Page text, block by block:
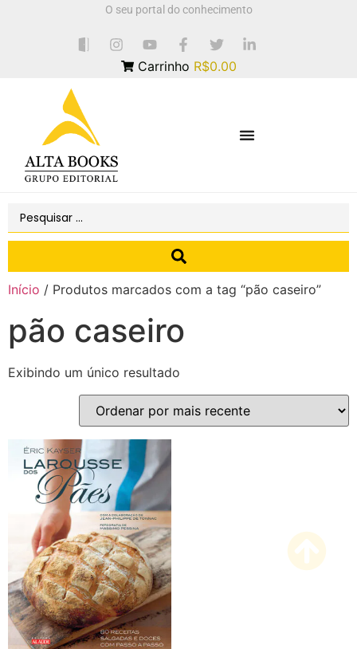
O seu portal do conhecimento
Carrinho R$0.00
Início / Produtos marcados com a tag “pão caseiro”
pão caseiro
Exibindo um único resultado